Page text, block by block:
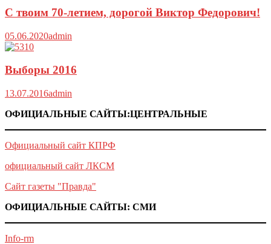
С твоим 70-летием, дорогой Виктор Федорович!
05.06.2020admin
Выборы 2016
13.07.2016admin
ОФИЦИАЛЬНЫЕ САЙТЫ:ЦЕНТРАЛЬНЫЕ
Официальный сайт КПРФ
официальный сайт ЛКСМ
Сайт газеты "Правда"
ОФИЦИАЛЬНЫЕ САЙТЫ: СМИ
Info-rm